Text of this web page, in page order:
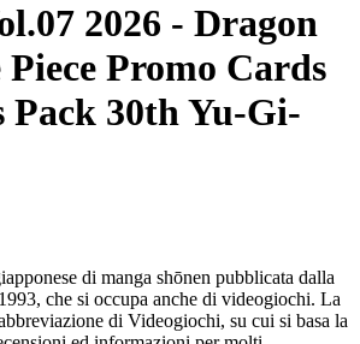
2026 - Dragon
Promo Cards
Pack 30th Yu-Gi-
di manga shōnen pubblicata dalla
che si occupa anche di videogiochi. La
di Videogiochi, su cui si basa la